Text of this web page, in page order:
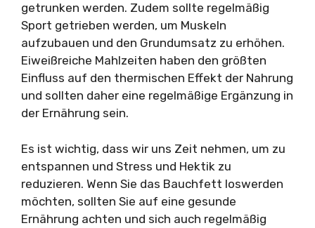
getrunken werden. Zudem sollte regelmäßig
Sport getrieben werden, um Muskeln
aufzubauen und den Grundumsatz zu erhöhen.
Eiweißreiche Mahlzeiten haben den größten
Einfluss auf den thermischen Effekt der Nahrung
und sollten daher eine regelmäßige Ergänzung in
der Ernährung sein.
Es ist wichtig, dass wir uns Zeit nehmen, um zu
entspannen und Stress und Hektik zu
reduzieren. Wenn Sie das Bauchfett loswerden
möchten, sollten Sie auf eine gesunde
Ernährung achten und sich auch regelmäßig